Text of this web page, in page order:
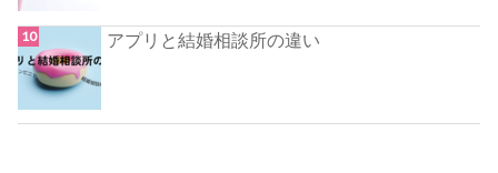
アプリと結婚相談所の違い